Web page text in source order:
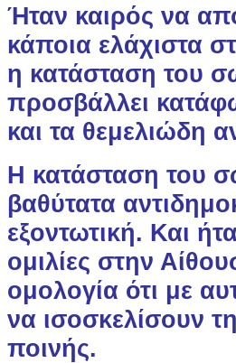
Ήταν καιρός να
κάποια ελάχιστα
η κατάσταση του
προσβάλλει
και τα θεμελιώδη
Η κατάσταση του
βαθύτατα
εξοντωτική. Και
ομιλίες στην
ομολογία ότι με
να ισοσκελίσουν
ποινής.